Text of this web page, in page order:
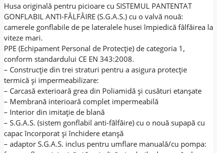
Husa originală pentru picioare cu SISTEMUL PANTENTAT
GONFLABIL ANTI-FÂLFÂIRE (S.G.A.S.) cu o valvă nouă:
camerele gonflabile de pe lateralele husei împiedică fâlfâirea la
viteze mari.
PPE (Echipament Personal de Protecție) de categoria 1,
conform standardului CE EN 343:2008.
– Construcție din trei straturi pentru a asigura protecție
termică și impermeabilizare:
– Carcasă exterioară grea din Poliamidă și cusături etanșate
– Membrană interioară complet impermeabilă
– Interior din imitație de blană
– S.G.A.S. (sistem gonflabil anti-fâlfâire) cu o nouă supapă cu
capac încorporat și închidere etanșă
– adaptor S.G.A.S. inclus pentru umflare manuală/cu pompa: